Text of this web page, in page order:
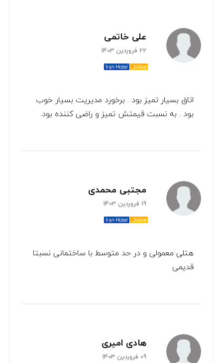
علی خاتمی
22 فروردین 1403
اتاق بسیار تمیز بود . برخورد مدیریت بسیار خوب
بود . به نسبت قیمتش تمیز و راضی کننده بود.
مجتبی محمدی
19 فروردین 1403
هتلی معمولی و در حد متوسط با ساختمانی نسبتا
قدیمی
هادی امیری
09 فروردین 1403